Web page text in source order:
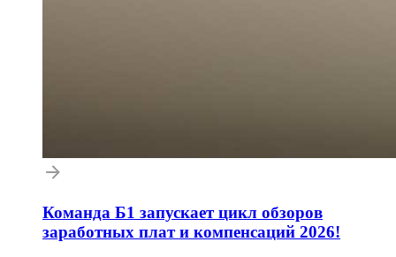
Команда Б1 запускает цикл обзоров
заработных плат и компенсаций 2026!